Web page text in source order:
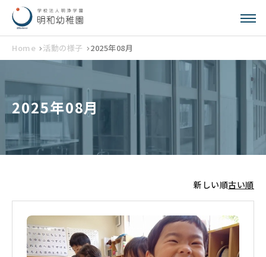
Home 活動の様子 2025年08月
2025年08月
新しい順古い順